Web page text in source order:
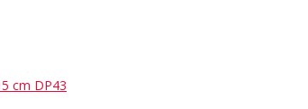
cm DP43